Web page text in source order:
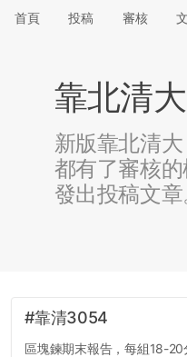
首頁 投稿 審核
靠北清
新版靠北清
都有了審核
發出投稿文章
#靠清3054
區塊鍊期末報告，每組18-20